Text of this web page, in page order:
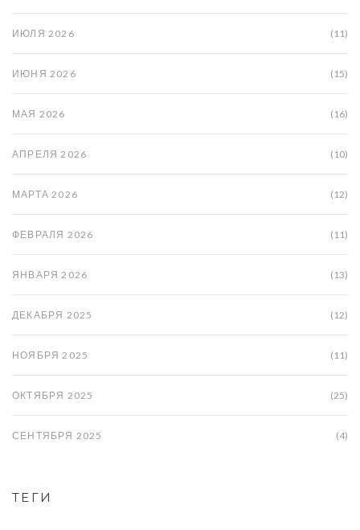
ИЮЛЯ 2026 (11)
ИЮНЯ 2026 (15)
МАЯ 2026 (16)
АПРЕЛЯ 2026 (10)
МАРТА 2026 (12)
ФЕВРАЛЯ 2026 (11)
ЯНВАРЯ 2026 (13)
ДЕКАБРЯ 2025 (12)
НОЯБРЯ 2025 (11)
ОКТЯБРЯ 2025 (25)
СЕНТЯБРЯ 2025 (4)
ТЕГИ